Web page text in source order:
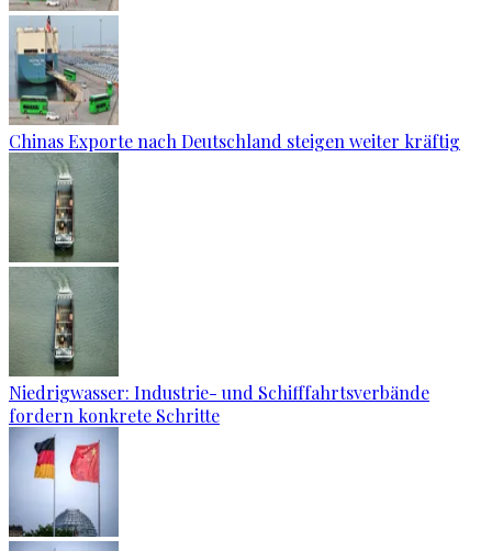
Chinas Exporte nach Deutschland steigen weiter kräftig
Niedrigwasser: Industrie- und Schifffahrtsverbände
fordern konkrete Schritte